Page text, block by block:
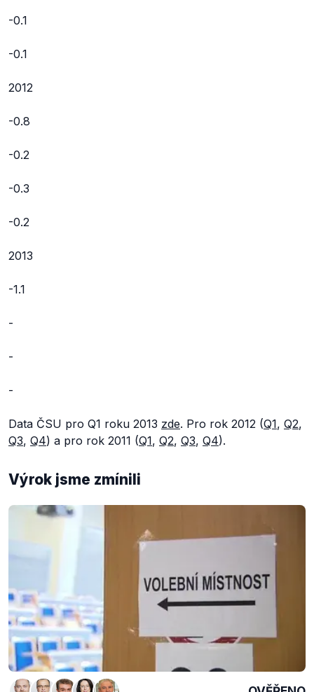
-0.1
-0.1
2012
-0.8
-0.2
-0.3
-0.2
2013
-1.1
-
-
-
Data ČSU pro Q1 roku 2013 zde. Pro rok 2012 (Q1, Q2,
Q3, Q4) a pro rok 2011 (Q1, Q2, Q3, Q4).
Výrok jsme zmínili